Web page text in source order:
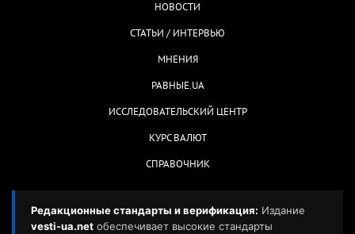
НОВОСТИ
СТАТЬИ / ИНТЕРВЬЮ
МНЕНИЯ
РАВНЫЕ.UA
ИССЛЕДОВАТЕЛЬСКИЙ ЦЕНТР
КУРС ВАЛЮТ
СПРАВОЧНИК
Редакционные стандарты и верификация: Издание
vesti-ua.net обеспечивает высокие стандарты